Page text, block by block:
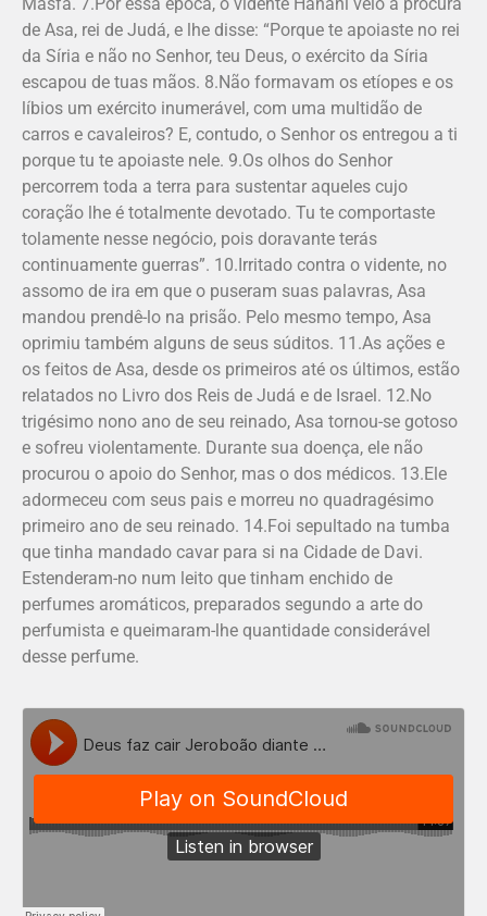
de Asa, rei de Judá, e lhe disse: “Porque te apoiaste no rei
da Síria e não no Senhor, teu Deus, o exército da Síria
escapou de tuas mãos. 8.Não formavam os etíopes e os
líbios um exército inumerável, com uma multidão de
carros e cavaleiros? E, contudo, o Senhor os entregou a ti
porque tu te apoiaste nele. 9.Os olhos do Senhor
percorrem toda a terra para sustentar aqueles cujo
coração lhe é totalmente devotado. Tu te comportaste
tolamente nesse negócio, pois doravante terás
continuamente guerras”. 10.Irritado contra o vidente, no
assomo de ira em que o puseram suas palavras, Asa
mandou prendê-lo na prisão. Pelo mesmo tempo, Asa
oprimiu também alguns de seus súditos. 11.As ações e
os feitos de Asa, desde os primeiros até os últimos, estão
relatados no Livro dos Reis de Judá e de Israel. 12.No
trigésimo nono ano de seu reinado, Asa tornou-se gotoso
e sofreu violentamente. Durante sua doença, ele não
procurou o apoio do Senhor, mas o dos médicos. 13.Ele
adormeceu com seus pais e morreu no quadragésimo
primeiro ano de seu reinado. 14.Foi sepultado na tumba
que tinha mandado cavar para si na Cidade de Davi.
Estenderam-no num leito que tinham enchido de
perfumes aromáticos, preparados segundo a arte do
perfumista e queimaram-lhe quantidade considerável
desse perfume.